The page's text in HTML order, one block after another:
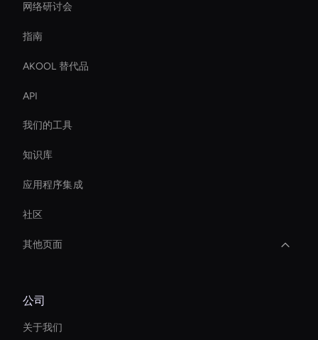
网络研讨会
指南
AKOOL 替代品
API
我们的工具
知识库
应用程序集成
社区
其他页面
Interactive Hologram
Video Conferencing Ai
公司
关于我们